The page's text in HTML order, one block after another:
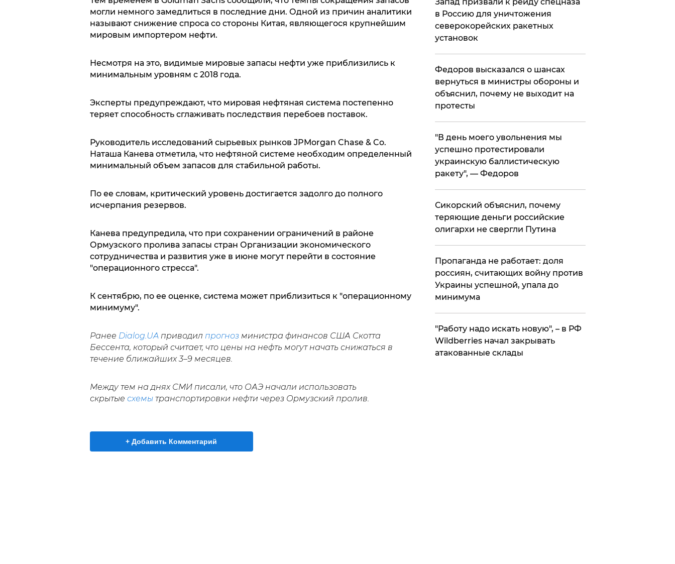
могли немного замедлиться в последние дни. Одной из причин аналитики
называют снижение спроса со стороны Китая, являющегося крупнейшим
мировым импортером нефти.
Несмотря на это, видимые мировые запасы нефти уже приблизились к
минимальным уровням с 2018 года.
Эксперты предупреждают, что мировая нефтяная система постепенно
теряет способность сглаживать последствия перебоев поставок.
Руководитель исследований сырьевых рынков JPMorgan Chase & Co.
Наташа Канева отметила, что нефтяной системе необходим определенный
минимальный объем запасов для стабильной работы.
По ее словам, критический уровень достигается задолго до полного
исчерпания резервов.
Канева предупредила, что при сохранении ограничений в районе
Ормузского пролива запасы стран Организации экономического
сотрудничества и развития уже в июне могут перейти в состояние
"операционного стресса".
К сентябрю, по ее оценке, система может приблизиться к "операционному
минимуму".
Ранее Dialog.UAприводил прогнозминистра финансов США Скотта
Бессента, который считает, что цены на нефть могут начать снижаться в
течение ближайших 3–9 месяцев.
Между тем на днях СМИ писали, что ОАЭ начали использовать
скрытые схемытранспортировки нефти через Ормузский пролив.
+ Добавить Комментарий
в Россию для уничтожения
северокорейских ракетных
установок
Федоров высказался о шансах
вернуться в министры обороны и
объяснил, почему не выходит на
протесты
​"В день моего увольнения мы
успешно протестировали
украинскую баллистическую
ракету", — Федоров
Сикорский объяснил, почему
теряющие деньги российские
олигархи не свергли Путина
​Пропаганда не работает: доля
россиян, считающих войну против
Украины успешной, упала до
минимума
"Работу надо искать новую", – в РФ
Wildberries начал закрывать
атакованные склады